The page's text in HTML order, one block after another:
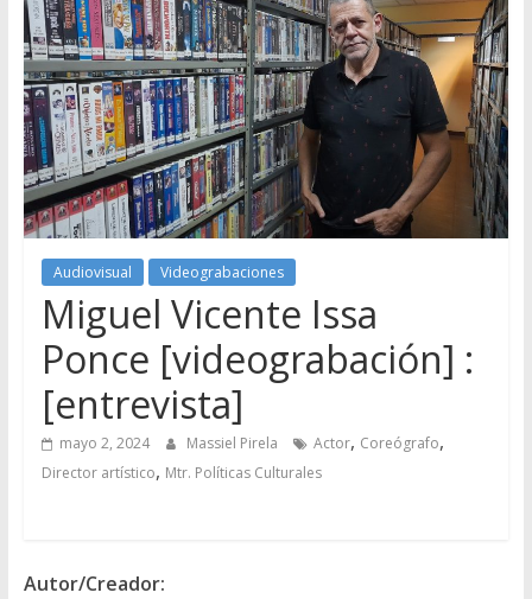
Audiovisual Videograbaciones
Miguel Vicente Issa
Ponce [videograbación] :
[entrevista]
mayo 2, 2024 Massiel Pirela Actor, Coreógrafo,
Director artístico, Mtr. Políticas Culturales
Autor/Creador: